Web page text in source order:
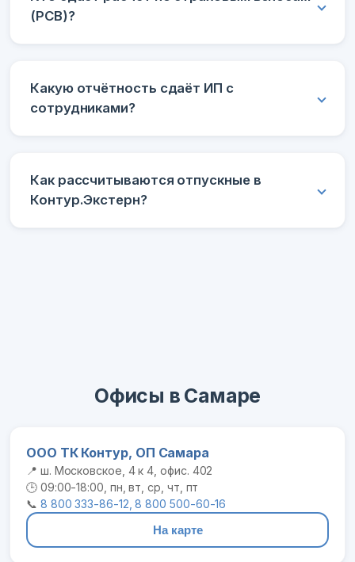
(РСВ)?
Какую отчётность сдаёт ИП с
сотрудниками?
Как рассчитываются отпускные в
Контур.Экстерн?
Офисы в Самаре
ООО ТК Контур, ОП Самара
📍 ш. Московское, 4 к 4, офис. 402
🕒 09:00-18:00, пн, вт, ср, чт, пт
📞 8 800 333-86-12, 8 800 500-60-16
На карте